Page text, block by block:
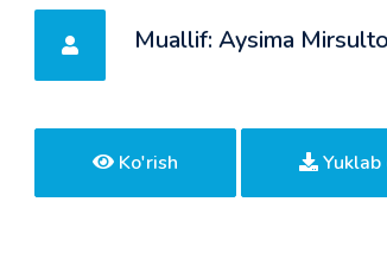
Muallif: Aysima
Ko'rish Yuklab